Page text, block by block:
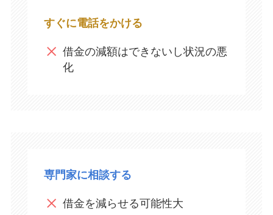
すぐに電話をかける
借金の減額はできないし状況の悪
化​
専門家に相談する
借金を減らせる可能性大